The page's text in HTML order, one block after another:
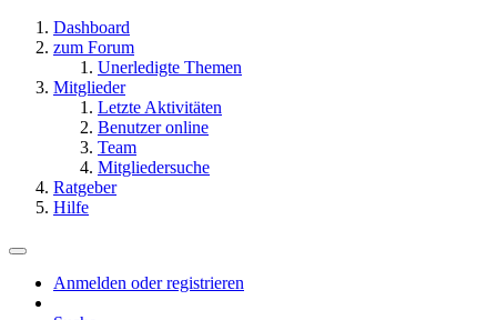
Dashboard
zum Forum
Unerledigte Themen
Mitglieder
Letzte Aktivitäten
Benutzer online
Team
Mitgliedersuche
Ratgeber
Hilfe
Anmelden oder registrieren